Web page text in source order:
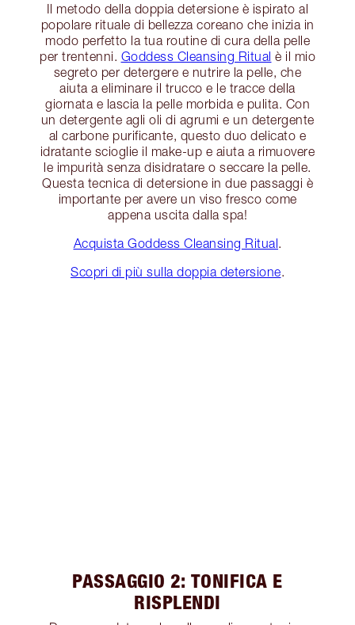
Il metodo della doppia detersione è ispirato al
popolare rituale di bellezza coreano che inizia in
modo perfetto la tua routine di cura della pelle
per trentenni. Goddess Cleansing Ritual è il mio
segreto per detergere e nutrire la pelle, che
aiuta a eliminare il trucco e le tracce della
giornata e lascia la pelle morbida e pulita. Con
un detergente agli oli di agrumi e un detergente
al carbone purificante, questo duo delicato e
idratante scioglie il make-up e aiuta a rimuovere
le impurità senza disidratare o seccare la pelle.
Questa tecnica di detersione in due passaggi è
importante per avere un viso fresco come
appena uscita dalla spa!
Acquista Goddess Cleansing Ritual.
Scopri di più sulla doppia detersione.
PASSAGGIO 2: TONIFICA E
RISPLENDI